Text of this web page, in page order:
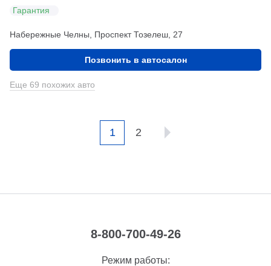
Гарантия
Набережные Челны, Проспект Тозелеш, 27
Позвонить в автосалон
Еще 69 похожих авто
1 2
8-800-700-49-26
Режим работы: